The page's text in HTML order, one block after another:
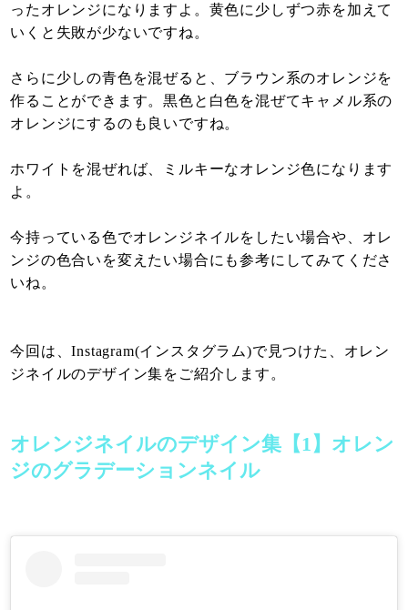
ったオレンジになりますよ。黄色に少しずつ赤を加えて
いくと失敗が少ないですね。
さらに少しの青色を混ぜると、ブラウン系のオレンジを
作ることができます。黒色と白色を混ぜてキャメル系の
オレンジにするのも良いですね。
ホワイトを混ぜれば、ミルキーなオレンジ色になります
よ。
今持っている色でオレンジネイルをしたい場合や、オレ
ンジの色合いを変えたい場合にも参考にしてみてくださ
いね。
今回は、Instagram(インスタグラム)で見つけた、オレン
ジネイルのデザイン集をご紹介します。
オレンジネイルのデザイン集【1】オレン
ジのグラデーションネイル